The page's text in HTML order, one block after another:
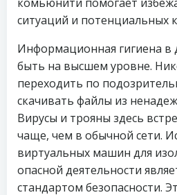
ситуаций и потенциальных
Информационная гигиена в
быть на высшем уровне.
переходить по
скачивать файлы из
Вирусы и трояны здесь
чаще, чем в обычной сети.
виртуальных машин для
опасной деятельности
стандартом безопасности.